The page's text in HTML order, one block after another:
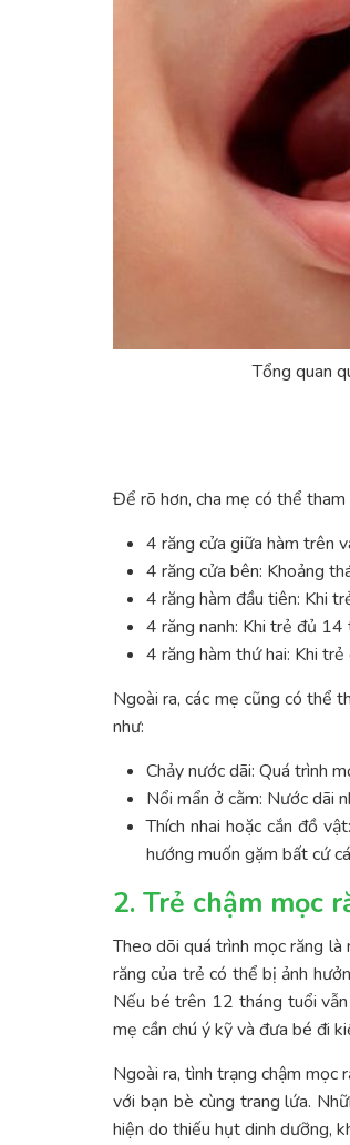
Tổng quan
Để rõ hơn, cha mẹ có thể
4 răng cửa giữa hàm trên
4 răng cửa bên: Khoảng
4 răng hàm đầu tiên: Khi
4 răng nanh: Khi trẻ đủ
4 răng hàm thứ hai: Khi
Ngoài ra, các mẹ cũng có thể
như:
Chảy nước dãi: Quá trình
Nổi mẩn ở cằm: Nước dãi
Thích nhai hoặc cắn đồ
hướng muốn gặm bất cứ
2. Trẻ chậm mọc
Theo dõi quá trình mọc răng
răng của trẻ có thể bị ảnh
Nếu bé trên 12 tháng tuổi
mẹ cần chú ý kỹ và đưa bé đi
Ngoài ra, tình trạng chậm mọc
với bạn bè cùng trang lứa.
hiện do thiếu hụt dinh dưỡng,